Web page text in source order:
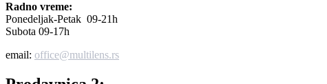
Radno vreme:
Ponedeljak-Petak 09-21h
Subota 09-17h
email: office@multilens.rs